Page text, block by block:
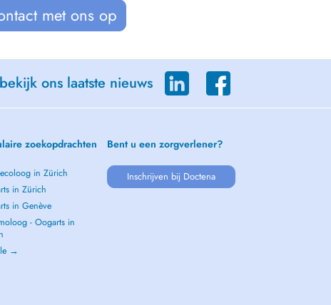
met ons op
ons laatste nieuws
zoekopdrachten
in Zürich
in Zürich
in Genève
- Oogarts in
→
Bent u een zorgverlener?
Inschrijven bij Doctena